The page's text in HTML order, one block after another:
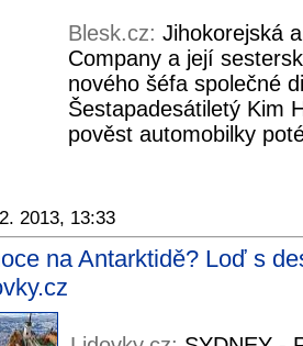
Blesk.cz: Jihokorejská
Company a její
nového šéfa společné
Šestapadesátiletý Kim
pověst automobilky
2013, 13:33
na Antarktidě? Loď s